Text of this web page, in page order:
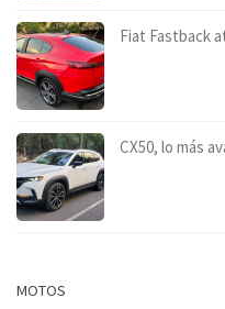
Fiat Fastback
CX50, lo más
MOTOS